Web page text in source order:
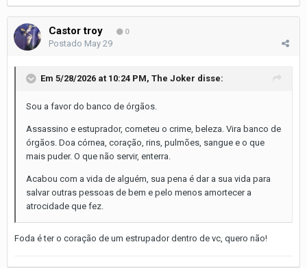
Castor troy 0
Postado May 29
Em 5/28/2026 at 10:24 PM, The Joker disse:
Sou a favor do banco de órgãos.
Assassino e estuprador, cometeu o crime, beleza. Vira banco de
órgãos. Doa córnea, coração, rins, pulmões, sangue e o que
mais puder. O que não servir, enterra.
Acabou com a vida de alguém, sua pena é dar a sua vida para
salvar outras pessoas de bem e pelo menos amortecer a
atrocidade que fez.
Foda é ter o coração de um estrupador dentro de vc, quero não!